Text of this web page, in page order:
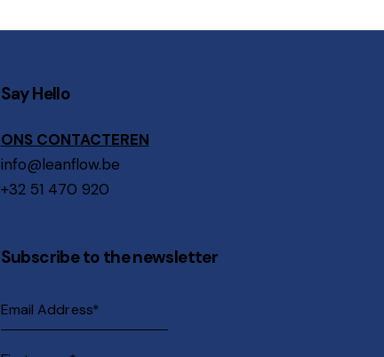
Say Hello
ONS CONTACTEREN
info@leanflow.be
+32 51 470 920
Subscribe to the newsletter